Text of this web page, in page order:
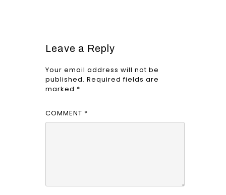
Leave a Reply
Your email address will not be
published. Required fields are
marked *
COMMENT *